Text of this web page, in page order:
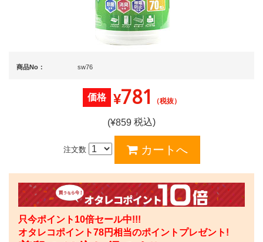
商品No： sw76
価格 ¥781 （税抜）
(¥859 税込)
注文数
只今ポイント10倍セール中!!!
オタレコポイント78円相当のポイントプレゼント!